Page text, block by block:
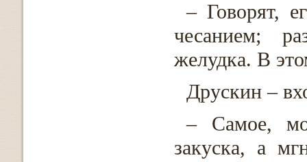
– Говорят,
чесанием;
желудка. В
Друскин –
– Самое,
закуска, а